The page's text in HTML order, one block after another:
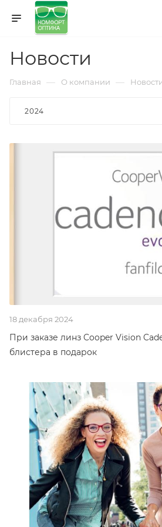
Новости
Главная — О компании —
2024
18 декабря 2024
При заказе линз Cooper Vision
блистера в подарок